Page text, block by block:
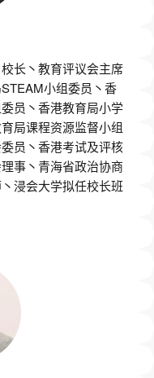
长丶教育评议会主席
小组委员丶香
员丶香港教育局小学
局课程资源监督小组
员丶香港考试及评核
事丶青海省政治协商
浸会大学拟任校长班